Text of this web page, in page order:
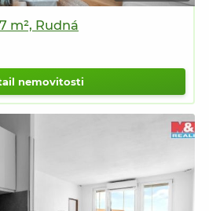
m², Rudná
nemovitosti